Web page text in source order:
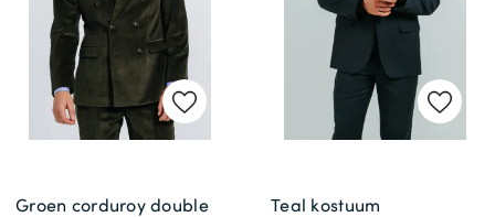
Groen corduroy double
Teal kostuum